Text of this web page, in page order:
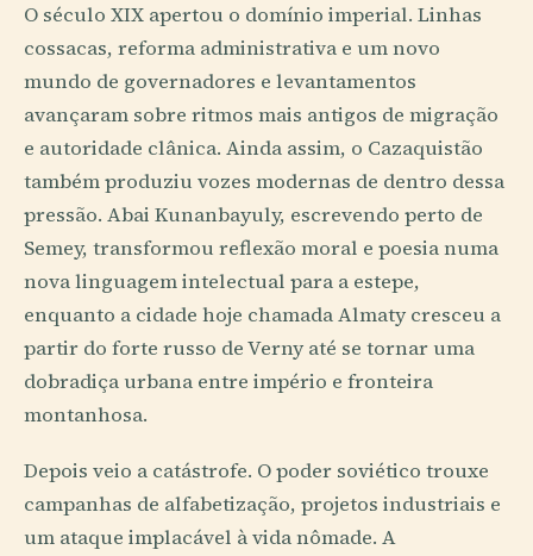
O século XIX apertou o domínio imperial. Linhas
cossacas, reforma administrativa e um novo
mundo de governadores e levantamentos
avançaram sobre ritmos mais antigos de migração
e autoridade clânica. Ainda assim, o Cazaquistão
também produziu vozes modernas de dentro dessa
pressão. Abai Kunanbayuly, escrevendo perto de
Semey, transformou reflexão moral e poesia numa
nova linguagem intelectual para a estepe,
enquanto a cidade hoje chamada Almaty cresceu a
partir do forte russo de Verny até se tornar uma
dobradiça urbana entre império e fronteira
montanhosa.
Depois veio a catástrofe. O poder soviético trouxe
campanhas de alfabetização, projetos industriais e
um ataque implacável à vida nômade. A